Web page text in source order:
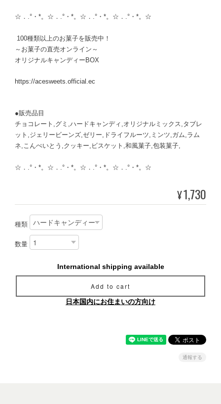
☆．.°・*。☆．.°・*。☆．.°・*。☆．.°・*。☆
100種類以上のお菓子を販売中！
～お菓子の直売オンライン～
オリジナルキャンディーBOX
https://acesweets.official.ec
●販売品目
チョコレート,グミ,ハードキャンディ,オリジナルミックス,タブレ
ット,ジェリービーンズ,ゼリー,ドライフルーツ,ミンツ,ガム,ラム
ネ,こんぺいとう,クッキー,ビスケット,和風菓子,包装菓子,
☆．.°・*。☆．.°・*。☆．.°・*。☆．.°・*。☆
¥1,730
種類
数量
International shipping available
Add to cart
日本国内にお住まいの方向け
通報する